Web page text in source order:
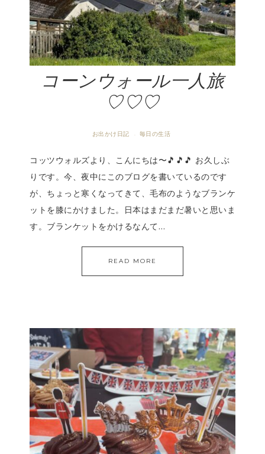
コーンウォール一人旅
♡♡♡
お出かけ日記 · 毎日の生活
コッツウォルズより、こんにちは〜🎵🎵🎵 お久しぶ
りです。今、夜中にこのブログを書いているのです
が、ちょっと寒くなってきて、毛布のようなブランケ
ットを膝にかけました。日本はまだまだ暑いと思いま
す。ブランケットをかけるなんて…
READ MORE